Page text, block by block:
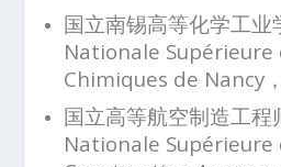
国立南锡高等化学工业
Nationale
Chimiques de Nancy，
国立高等航空制造工程
Nationale Supérieure